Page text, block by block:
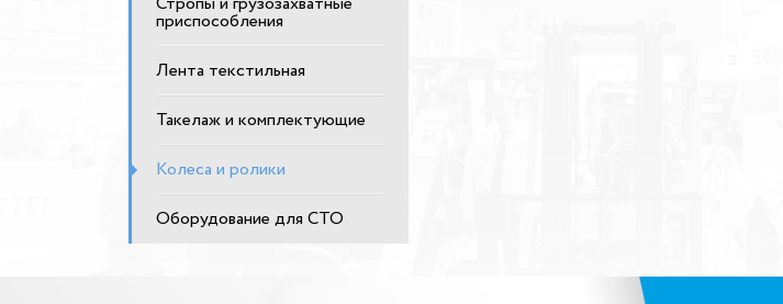
приспособления
Лента текстильная
Такелаж и комплектующие
Колеса и ролики
Оборудование для СТО